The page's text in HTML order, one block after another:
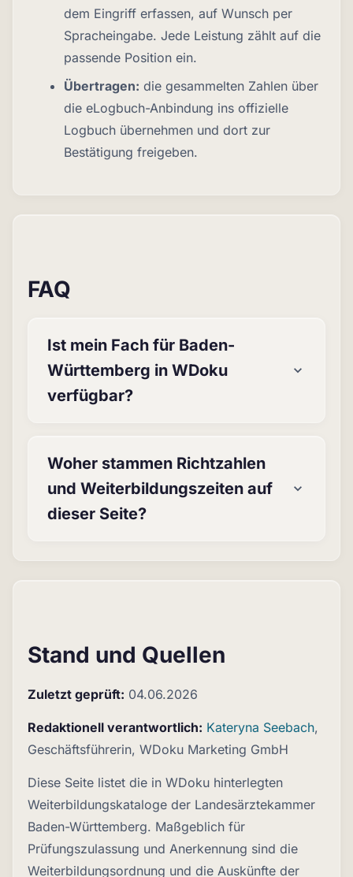
dem Eingriff erfassen, auf Wunsch per
Spracheingabe. Jede Leistung zählt auf die
passende Position ein.
Übertragen: die gesammelten Zahlen über
die eLogbuch-Anbindung ins offizielle
Logbuch übernehmen und dort zur
Bestätigung freigeben.
FAQ
Ist mein Fach für Baden-
Württemberg in WDoku
verfügbar?
Woher stammen Richtzahlen
und Weiterbildungszeiten auf
dieser Seite?
Stand und Quellen
Zuletzt geprüft: 04.06.2026
Redaktionell verantwortlich: Kateryna Seebach,
Geschäftsführerin, WDoku Marketing GmbH
Diese Seite listet die in WDoku hinterlegten
Weiterbildungskataloge der Landesärztekammer
Baden-Württemberg. Maßgeblich für
Prüfungszulassung und Anerkennung sind die
Weiterbildungsordnung und die Auskünfte der